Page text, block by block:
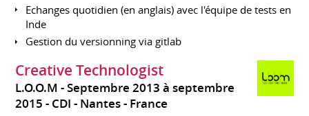
Echanges quotidien (en anglais) avec l'équipe de tests en
Inde
Gestion du versionning via gitlab
Creative Technologist
L.O.O.M
Septembre 2013 à septembre
2015 CDI Nantes France